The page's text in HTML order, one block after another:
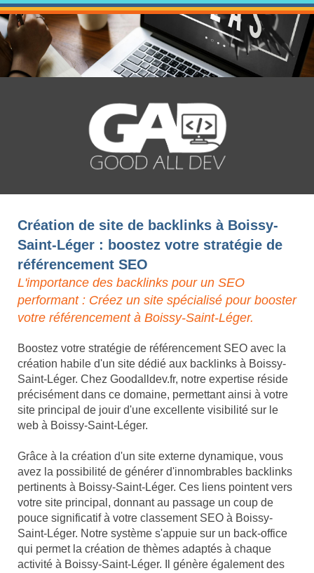
Création de site de backlinks à Boissy-
Saint-Léger : boostez votre stratégie de
référencement SEO
L'importance des backlinks pour un SEO
performant : Créez un site spécialisé pour booster
votre référencement à Boissy-Saint-Léger.
Boostez votre stratégie de référencement SEO avec la
création habile d'un site dédié aux backlinks à Boissy-
Saint-Léger. Chez Goodalldev.fr, notre expertise réside
précisément dans ce domaine, permettant ainsi à votre
site principal de jouir d'une excellente visibilité sur le
web à Boissy-Saint-Léger.
Grâce à la création d'un site externe dynamique, vous
avez la possibilité de générer d'innombrables backlinks
pertinents à Boissy-Saint-Léger. Ces liens pointent vers
votre site principal, donnant au passage un coup de
pouce significatif à votre classement SEO à Boissy-
Saint-Léger. Notre système s'appuie sur un back-office
qui permet la création de thèmes adaptés à chaque
activité à Boissy-Saint-Léger. Il génère également des